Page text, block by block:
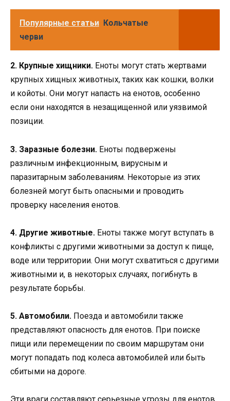
Популярные статьи Кольчатые
черви
2. Крупные хищники. Еноты могут стать жертвами
крупных хищных животных, таких как кошки, волки
и койоты. Они могут напасть на енотов, особенно
если они находятся в незащищенной или уязвимой
позиции.
3. Заразные болезни. Еноты подвержены
различным инфекционным, вирусным и
паразитарным заболеваниям. Некоторые из этих
болезней могут быть опасными и проводить
проверку населения енотов.
4. Другие животные. Еноты также могут вступать в
конфликты с другими животными за доступ к пище,
воде или территории. Они могут схватиться с другими
животными и, в некоторых случаях, погибнуть в
результате борьбы.
5. Автомобили. Поезда и автомобили также
представляют опасность для енотов. При поиске
пищи или перемещении по своим маршрутам они
могут попадать под колеса автомобилей или быть
сбитыми на дороге.